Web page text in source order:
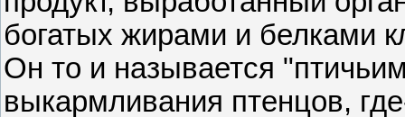
богатых жирами и белками
Он то и называется
выкармливания птенцов,